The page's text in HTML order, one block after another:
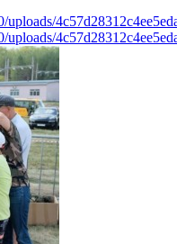
uploads/
uploads/